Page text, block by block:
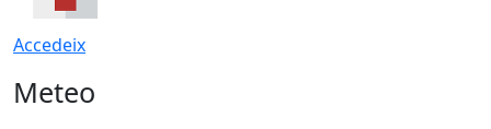
Accedeix
Meteo